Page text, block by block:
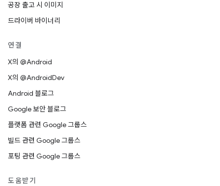
공장 출고 시 이미지
드라이버 바이너리
연결
X의 @Android
X의 @AndroidDev
Android 블로그
Google 보안 블로그
플랫폼 관련 Google 그룹스
빌드 관련 Google 그룹스
포팅 관련 Google 그룹스
도움받기